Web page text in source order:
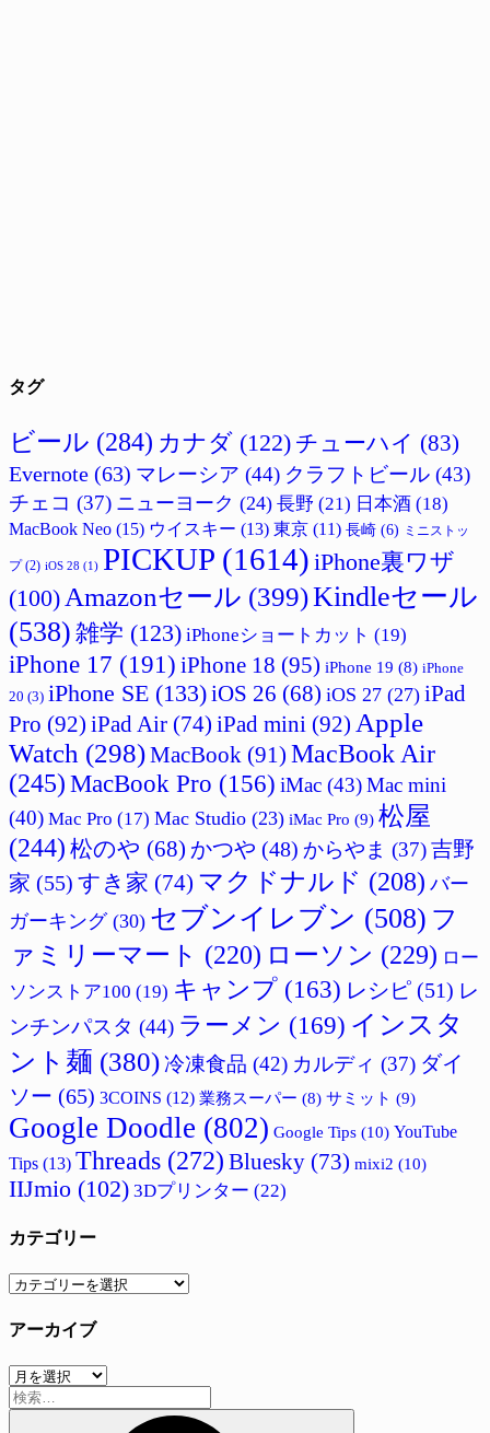
タグ
ビール (284) カナダ (122) チューハイ (83)
Evernote (63) マレーシア (44) クラフトビール (43)
チェコ (37) ニューヨーク (24) 長野 (21) 日本酒 (18)
MacBook Neo (15) ウイスキー (13) 東京 (11) 長崎 (6) ミニストッ
プ(2) iOS 28 (1) PICKUP (1614) iPhone裏ワザ
(100) Amazonセール (399)Kindleセール
(538) 雑学 (123) iPhoneショートカット (19)
iPhone 17 (191) iPhone 18 (95) iPhone 19 (8) iPhone
20 (3) iPhone SE (133)iOS 26 (68) iOS 27 (27) iPad
Pro (92) iPad Air (74) iPad mini (92) Apple
Watch (298)MacBook (91) MacBook Air
(245) MacBook Pro (156) iMac (43)Mac mini
(40) Mac Pro (17) Mac Studio (23) iMac Pro (9) 松屋
(244) 松のや (68) かつや (48) からやま (37)吉野
家 (55) すき家 (74) マクドナルド (208) バー
ガーキング(30) セブンイレブン (508) フ
ァミリーマート (220) ローソン (229) ロー
ソンストア100 (19) キャンプ (163) レシピ (51) レ
ンチンパスタ (44) ラーメン (169) インスタ
ント麺 (380)冷凍食品 (42) カルディ (37) ダイ
ソー (65) 3COINS (12) 業務スーパー (8) サミット (9)
Google Doodle (802) Google Tips (10) YouTube
Tips (13) Threads (272) Bluesky (73) mixi2 (10)
IIJmio (102) 3Dプリンター (22)
カテゴリー
カ
ゴ
ー
アーカイブ
ア
ー
検
索: